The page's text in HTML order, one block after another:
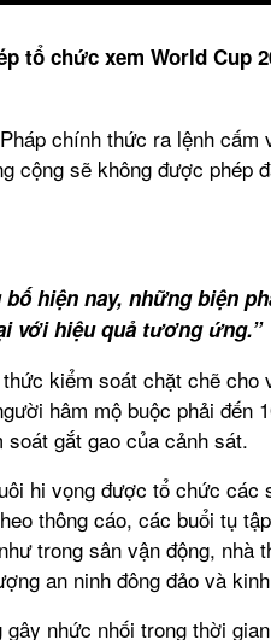
tổ chức xem World Cup
chính thức ra lệnh
cộng sẽ không được phép
bố hiện nay, những biện
với hiệu quả tương ứng.”
kiểm soát chặt chẽ
hâm mộ buộc phải đến
gắt gao của cảnh sát.
hi vọng được tổ chức các
thông cáo, các buổi tụ
trong sân vận động, nhà
an ninh đông đảo và
nhức nhối trong thời